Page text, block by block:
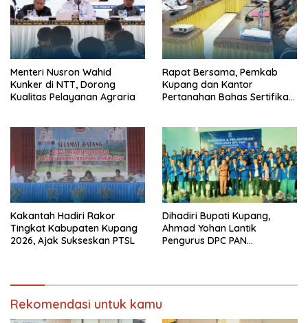
Menteri Nusron Wahid
Kunker di NTT, Dorong
Kualitas Pelayanan Agraria
Rapat Bersama, Pemkab
Kupang dan Kantor
Pertanahan Bahas Sertifikasi
Kakantah Hadiri Rakor
Tingkat Kabupaten Kupang
2026, Ajak Sukseskan PTSL
Dihadiri Bupati Kupang,
Ahmad Yohan Lantik
Pengurus DPC PAN
Rekomendasi untuk kamu